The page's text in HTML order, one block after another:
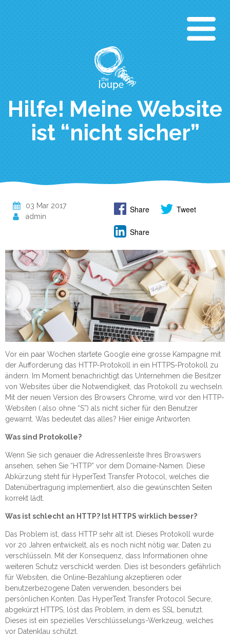
Hilfe! Meine Website
ist “nicht sicher”
03 Mar 2017
admin
Share Tweet
Share
Vor ein paar Wochen startete Google eine grosse Kampagne mit
der Aufforderung das HTTP-Protokoll in ein HTTPS-Protokoll zu
ändern. Im Moment benachrichtigt das Unternehmen die Besitzer
von Websites über die Notwendigkeit, das Protokoll zu wechseln.
Mit der neuen Version des Browsers Chrome, wird vor den HTTP-
Websiten ( also ohne “S”) als nicht sicher für den Benutzer
gewarnt. Was bedeutet das alles? Hier einige Antworten.
Was sind Protokolle?
Wenn Sie sich genauer die Adressenleiste Ihres Browswers
ansehen, sehen Sie “HTTP” vor dem Domaine-Namen. Diese
Abkürzung steht für HyperText Transfer Protocol, welches die
Datenübertragung implementiert, also die gewünschten Seiten
korrekt lädt.
Was ist schlecht an HTTP? Ist HTTPS wirklich besser?
Das Problem ist, dass HTTP sehr alt ist. Dieses Protokoll wurde
vor 20 Jahren entwickelt, als es noch nicht nötig war, Daten zu
verschlüsseln. Mit der Konsequenz, dass Informationen ohne
weiteren Schutz verschickt werden. Dies ist besonders gefährlich
für Websiten, die Online-Bezahlung akzeptieren oder
benutzerbezogene Daten verwenden, besonders bei
persönlichen Konten. Das HyperText Transfer Protocol Secure,
abgekürzt HTTPS, löst das Problem, in dem es SSL benutzt.
Dieses ist ein spezielles Verschlüsselungs-Werkzeug, welches
vor Datenklau schützt.